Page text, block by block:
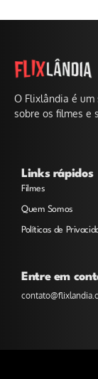
O Flixlândia é
sobre os filmes e
Links rápidos
Filmes
Quem Somos
Políticas de
Entre em